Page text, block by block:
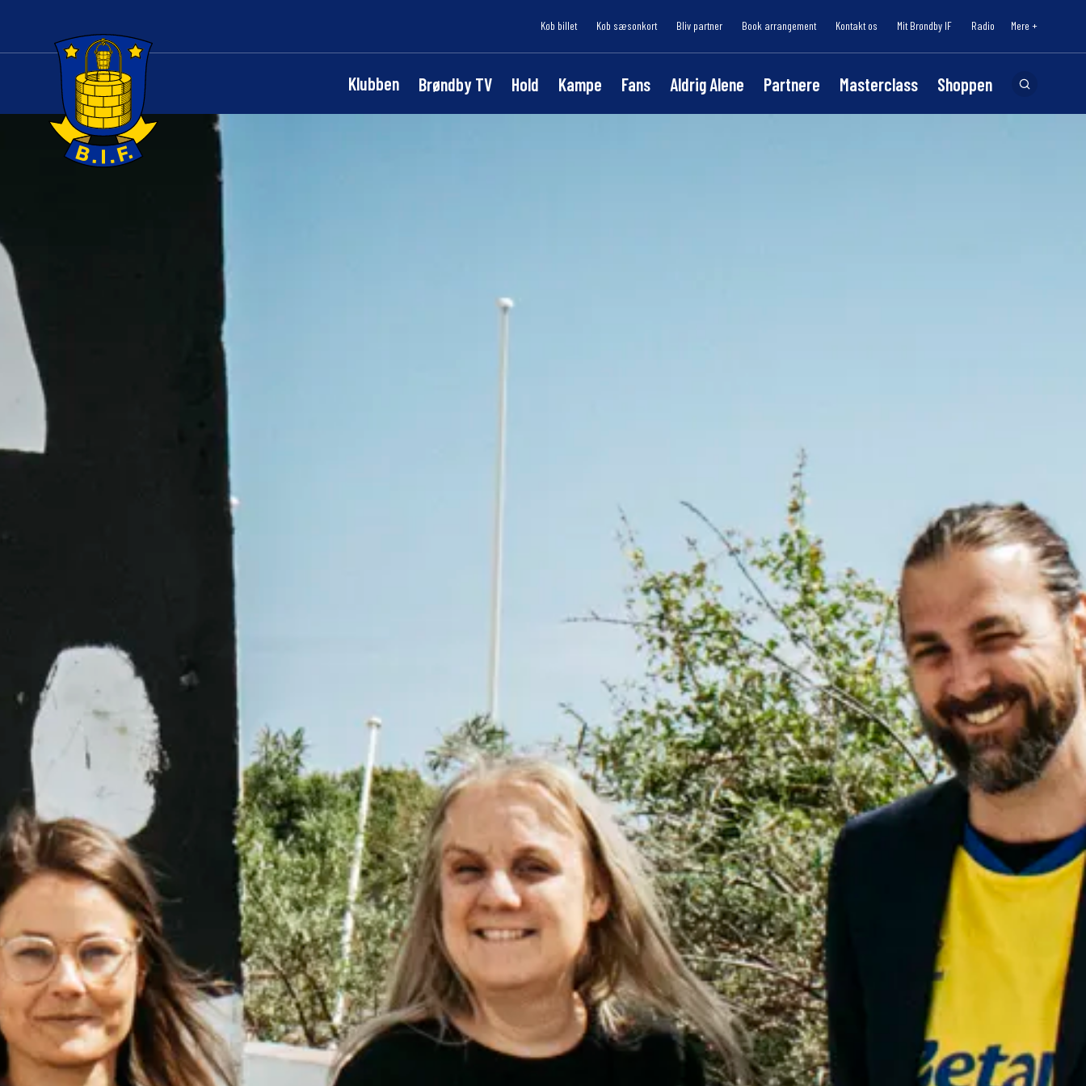
Klubben Brøndby TV Hold Kampe Fans Aldrig Alene Partnere Masterclass Shoppen
Køb billet Køb sæsonkort Bliv partner Book arrangement Kontakt os Mit Brøndby IF Radio Mere +